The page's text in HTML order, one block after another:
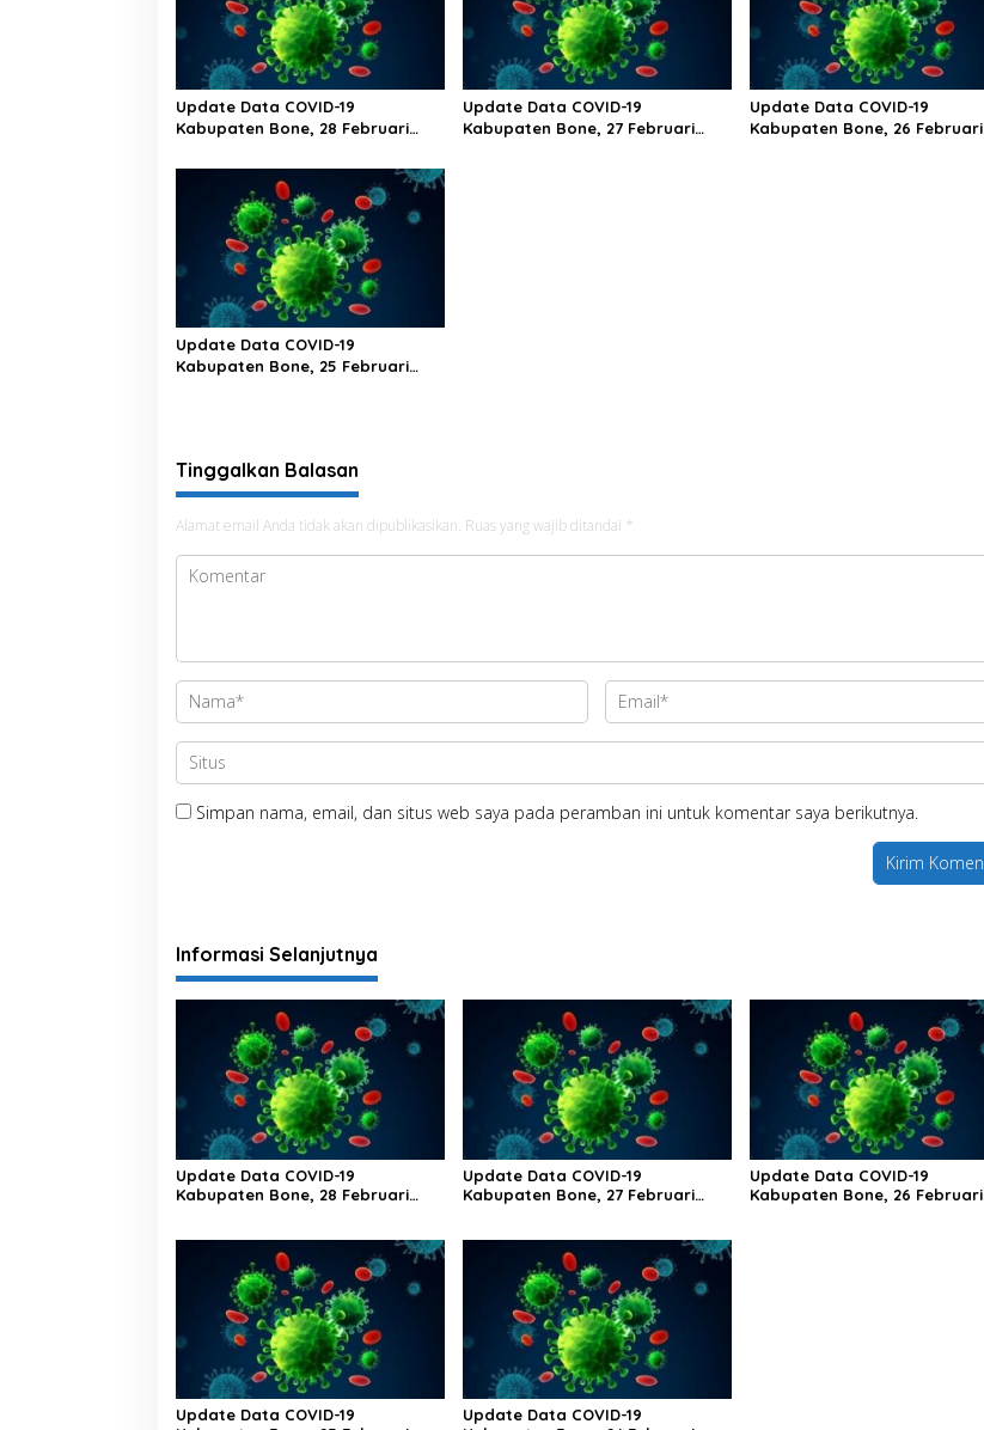
Update Data COVID-19
Kabupaten Bone, 28 Februari
Update Data COVID-19
Kabupaten Bone, 27 Februari
Update Data COVID-19
Kabupaten Bone, 26 Februari
Update Data COVID-19
Kabupaten Bone, 25 Februari
Tinggalkan Balasan
Alamat email Anda tidak akan dipublikasikan. Ruas yang wajib ditandai *
Simpan nama, email, dan situs web saya pada peramban ini untuk komentar saya berikutnya.
Informasi Selanjutnya
Update Data COVID-19
Kabupaten Bone, 28 Februari
Update Data COVID-19
Kabupaten Bone, 27 Februari
Update Data COVID-19
Kabupaten Bone, 26 Februari
Update Data COVID-19
Update Data COVID-19